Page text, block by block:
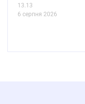
13.13
6 серпня 2026